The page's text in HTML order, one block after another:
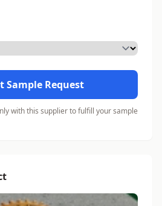
Sample Request
with this supplier to fulfill your sample